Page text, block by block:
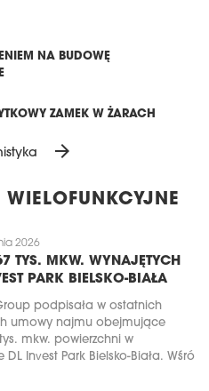
NA BUDOWĘ
ZAMEK W ŻARACH
arrow_forward
2026
TYS. MKW. WYNAJĘTYCH
PARK BIELSKO-BIAŁA
podpisała w ostatnich
umowy najmu obejmujące
mkw. powierzchni w
DL Invest Park Bielsko-Biała. Wśró